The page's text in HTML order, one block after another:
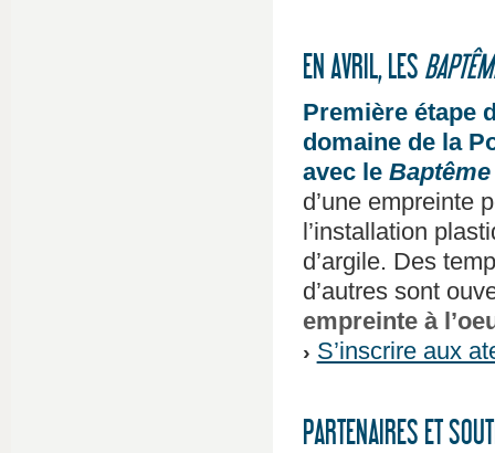
EN AVRIL, LES
Première étape
domaine de la
avec le
d’une empreinte
l’installation
d’argile. Des
d’autres sont
empreinte à
S’inscrire aux
PARTENAIRES ET